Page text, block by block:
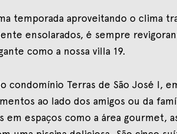
temporada aproveitando o clima
ensolarados, é sempre
como a nossa villa 19.
condomínio Terras de São José I,
ao lado dos amigos ou da
em espaços como a área gourmet,